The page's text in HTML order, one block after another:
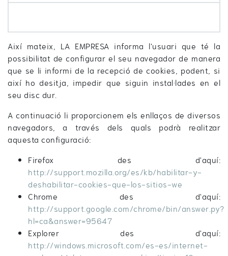
Així mateix, LA EMPRESA informa l'usuari que té la
possibilitat de configurar el seu navegador de manera
que se li informi de la recepció de cookies, podent, si
així ho desitja, impedir que siguin instal·lades en el
seu disc dur.
A continuació li proporcionem els enllaços de diversos
navegadors, a través dels quals podrà realitzar
aquesta configuració:
Firefox des d'aquí:
http://support.mozilla.org/es/kb/habilitar-y-
deshabilitar-cookies-que-los-sitios-we
Chrome des d'aquí:
http://support.google.com/chrome/bin/answer.py?
hl=ca&answer=95647
Explorer des d'aquí:
http://windows.microsoft.com/es-es/internet-